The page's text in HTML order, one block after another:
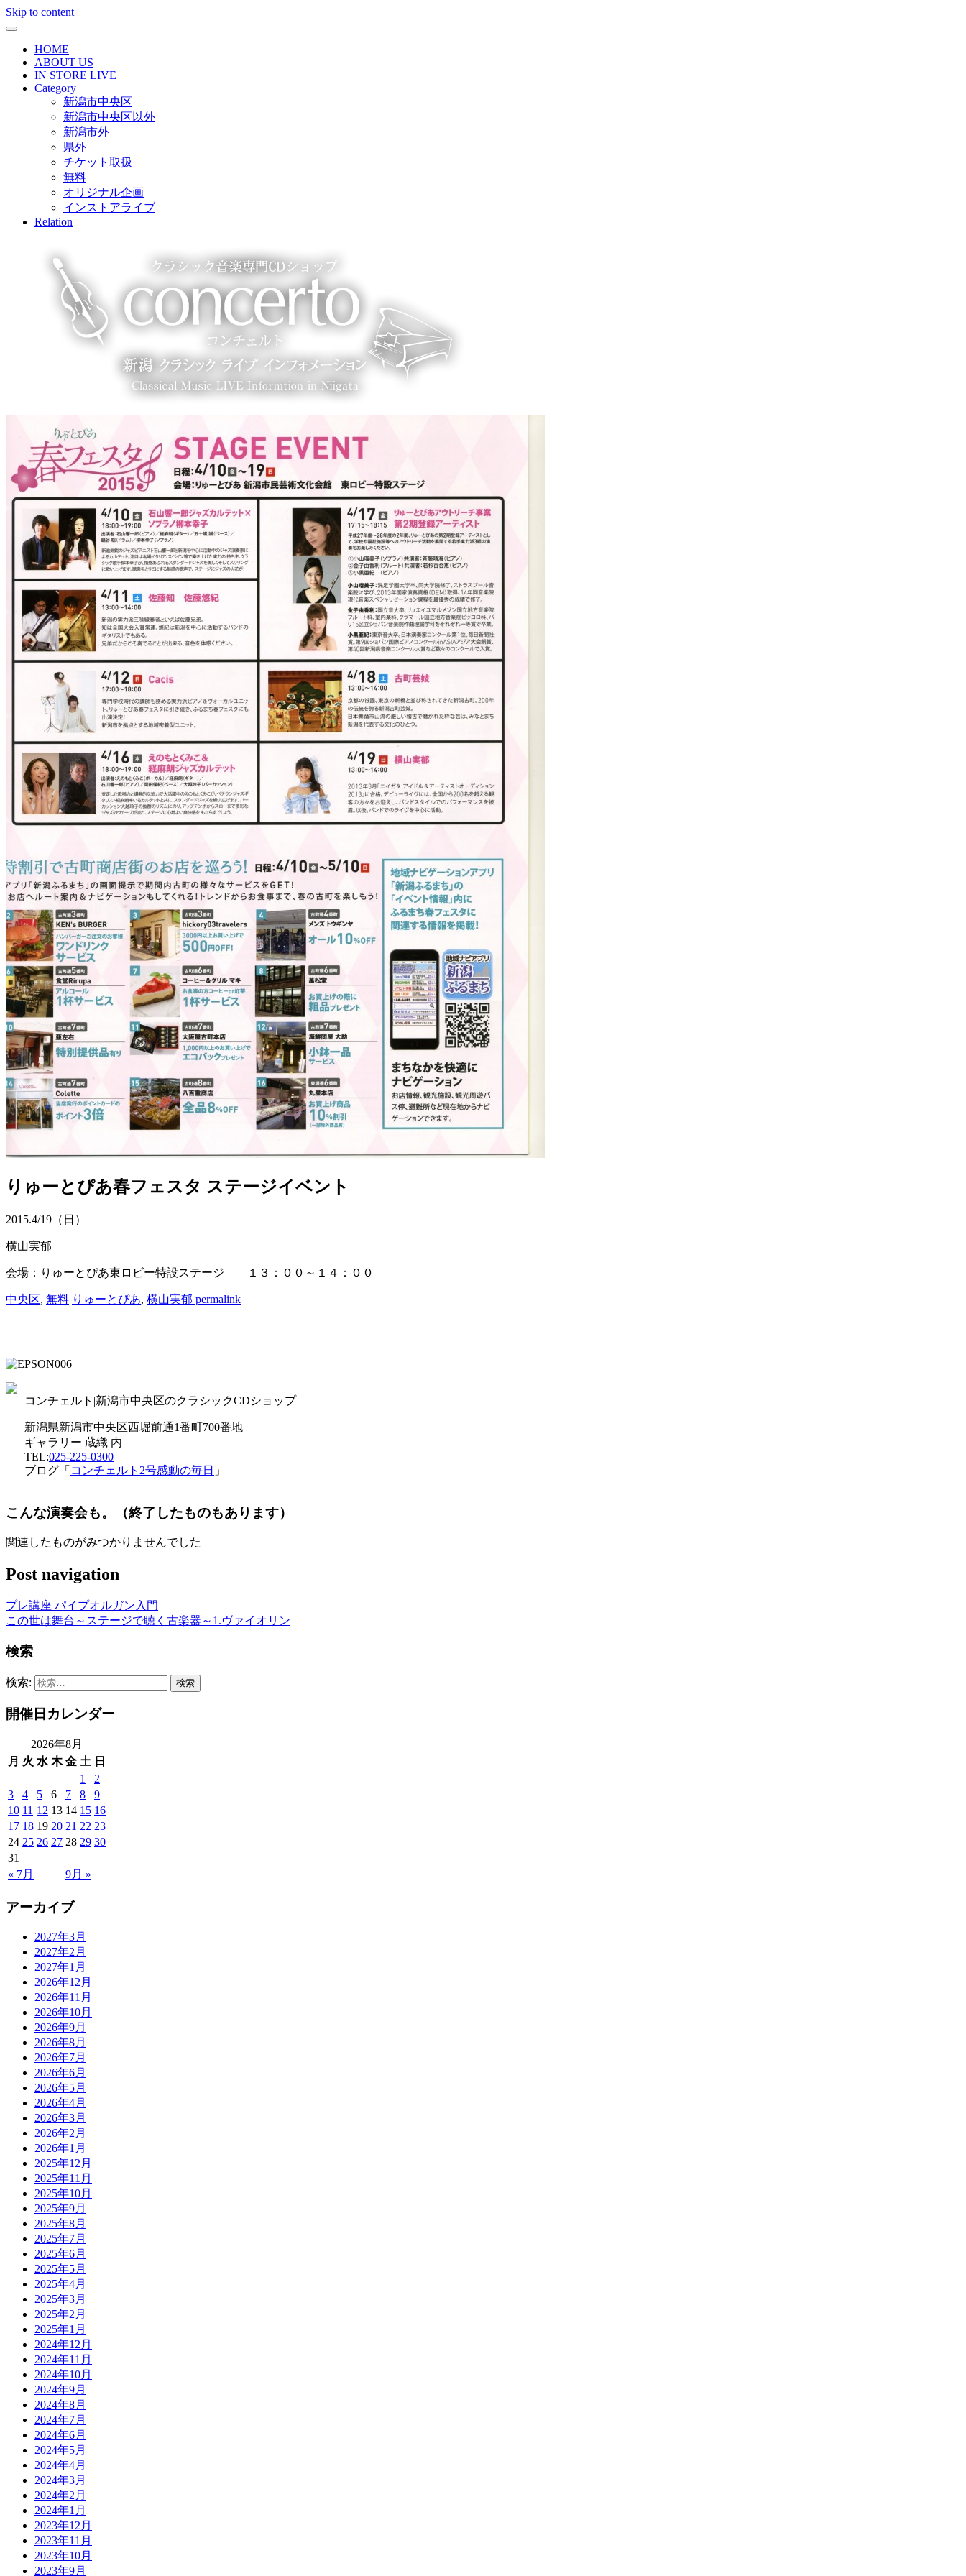
Skip to content
HOME
ABOUT US
IN STORE LIVE
Category
新潟市中央区
新潟市中央区以外
新潟市外
県外
チケット取扱
無料
オリジナル企画
インストアライブ
Relation
りゅーとぴあ春フェスタ ステージイベント
2015.4/19 （日）
横山実郁
会場：りゅーとぴあ東ロビー特設ステージ １３：００～１４：００
中央区, 無料 りゅーとぴあ, 横山実郁 permalink
コンチェルト|新潟市中央区のクラシックCDショップ
新潟県新潟市中央区西堀前通1番町700番地
ギャラリー 蔵織 内
TEL:025-225-0300
ブログ「 コンチェルト2号感動の毎日 」
こんな演奏会も。（終了したものもあります）
関連したものがみつかりませんでした
Post navigation
プレ講座 パイプオルガン入門
この世は舞台～ステージで聴く古楽器～1.ヴァイオリン
検索
検索:
開催日カレンダー
2026年8月
月 火 水 木 金 土 日
« 7月 9月 »
1
2
3
4 5 6 7 8
9
10 11 12 13 14 15 16
17 18 19 20 21 22 23
24 25 26 27 28 29 30
31
アーカイブ
2027年3月
2027年2月
2027年1月
2026年12月
2026年11月
2026年10月
2026年9月
2026年8月
2026年7月
2026年6月
2026年5月
2026年4月
2026年3月
2026年2月
2026年1月
2025年12月
2025年11月
2025年10月
2025年9月
2025年8月
2025年7月
2025年6月
2025年5月
2025年4月
2025年3月
2025年2月
2025年1月
2024年12月
2024年11月
2024年10月
2024年9月
2024年8月
2024年7月
2024年6月
2024年5月
2024年4月
2024年3月
2024年2月
2024年1月
2023年12月
2023年11月
2023年10月
2023年9月